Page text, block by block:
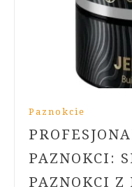
Paznokcie
PAZNOKCI:
PAZNOKCI Z